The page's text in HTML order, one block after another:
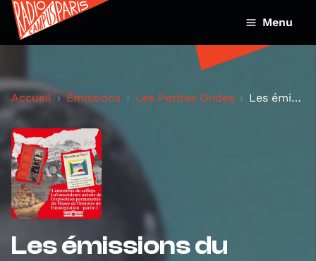
Menu
Accueil Émissions Les Petites Ondes Les émissions du collège La Vaucouleurs - Partie...
Les émissions du